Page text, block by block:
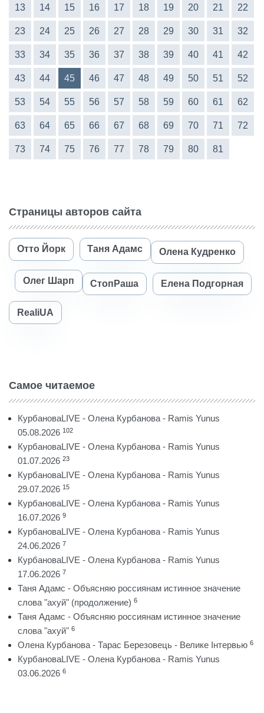
13 14 15 16 17 18 19 20 21 22
23 24 25 26 27 28 29 30 31 32
33 34 35 36 37 38 39 40 41 42
43 44 45 46 47 48 49 50 51 52
53 54 55 56 57 58 59 60 61 62
63 64 65 66 67 68 69 70 71 72
73 74 75 76 77 78 79 80 81
Страницы авторов сайта
Отто Йорк Таня Адамс Олена Кудренко
Олег Шарп СтопРаша Елена Подгорная
RealiUA
Самое читаемое
КурбановаLIVE - Олена Курбанова - Ramis Yunus
05.08.2026 102
КурбановаLIVE - Олена Курбанова - Ramis Yunus
01.07.2026 23
КурбановаLIVE - Олена Курбанова - Ramis Yunus
29.07.2026 15
КурбановаLIVE - Олена Курбанова - Ramis Yunus
16.07.2026 9
КурбановаLIVE - Олена Курбанова - Ramis Yunus
24.06.2026 7
КурбановаLIVE - Олена Курбанова - Ramis Yunus
17.06.2026 7
Таня Адамс - Объясняю россиянам истинное значение
слова "ахуй" (продолжение) 6
Таня Адамс - Объясняю россиянам истинное значение
слова "ахуй" 6
Олена Курбанова - Тарас Березовець - Велике Інтервью 6
КурбановаLIVE - Олена Курбанова - Ramis Yunus
03.06.2026 6